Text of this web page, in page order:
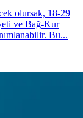
olursak, 18-29
ve Bağ-Kur
Bu...